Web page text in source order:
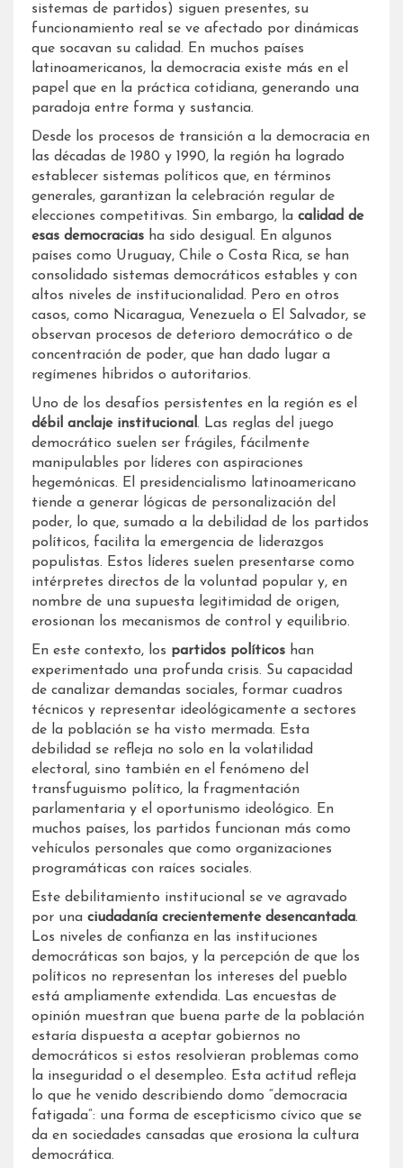
sistemas de partidos) siguen presentes, su
funcionamiento real se ve afectado por dinámicas
que socavan su calidad. En muchos países
latinoamericanos, la democracia existe más en el
papel que en la práctica cotidiana, generando una
paradoja entre forma y sustancia.
Desde los procesos de transición a la democracia en
las décadas de 1980 y 1990, la región ha logrado
establecer sistemas políticos que, en términos
generales, garantizan la celebración regular de
elecciones competitivas. Sin embargo, la calidad de
esas democracias ha sido desigual. En algunos
países como Uruguay, Chile o Costa Rica, se han
consolidado sistemas democráticos estables y con
altos niveles de institucionalidad. Pero en otros
casos, como Nicaragua, Venezuela o El Salvador, se
observan procesos de deterioro democrático o de
concentración de poder, que han dado lugar a
regímenes híbridos o autoritarios.
Uno de los desafíos persistentes en la región es el
débil anclaje institucional . Las reglas del juego
democrático suelen ser frágiles, fácilmente
manipulables por líderes con aspiraciones
hegemónicas. El presidencialismo latinoamericano
tiende a generar lógicas de personalización del
poder, lo que, sumado a la debilidad de los partidos
políticos, facilita la emergencia de liderazgos
populistas. Estos líderes suelen presentarse como
intérpretes directos de la voluntad popular y, en
nombre de una supuesta legitimidad de origen,
erosionan los mecanismos de control y equilibrio.
En este contexto, los partidos políticos han
experimentado una profunda crisis. Su capacidad
de canalizar demandas sociales, formar cuadros
técnicos y representar ideológicamente a sectores
de la población se ha visto mermada. Esta
debilidad se refleja no solo en la volatilidad
electoral, sino también en el fenómeno del
transfuguismo político, la fragmentación
parlamentaria y el oportunismo ideológico. En
muchos países, los partidos funcionan más como
vehículos personales que como organizaciones
programáticas con raíces sociales.
Este debilitamiento institucional se ve agravado
por una ciudadanía crecientemente desencantada.
Los niveles de confianza en las instituciones
democráticas son bajos, y la percepción de que los
políticos no representan los intereses del pueblo
está ampliamente extendida. Las encuestas de
opinión muestran que buena parte de la población
estaría dispuesta a aceptar gobiernos no
democráticos si estos resolvieran problemas como
la inseguridad o el desempleo. Esta actitud refleja
lo que he venido describiendo domo “democracia
fatigada”: una forma de escepticismo cívico que se
da en sociedades cansadas que erosiona la cultura
democrática.